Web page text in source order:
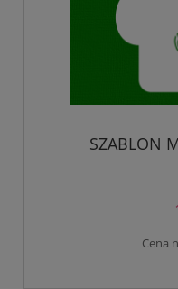
SZABLON
Cena